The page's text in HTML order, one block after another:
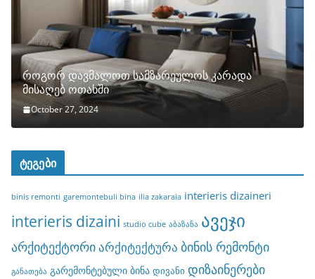
როგორ დავმალოთ სამზარეულოს კარადა
მისაღებ ოთახში
October 27, 2024
ტეგები
binis remonti garemontebuli bina ilia zakaraia interieris dizaineri
interieris dizaini studio cube აბაზანა ავეჯი
არქიტექტორიარქიტექტურა ბინის რემონტი
განათება გარემონტებული ბინა დივანი დიზაინერები